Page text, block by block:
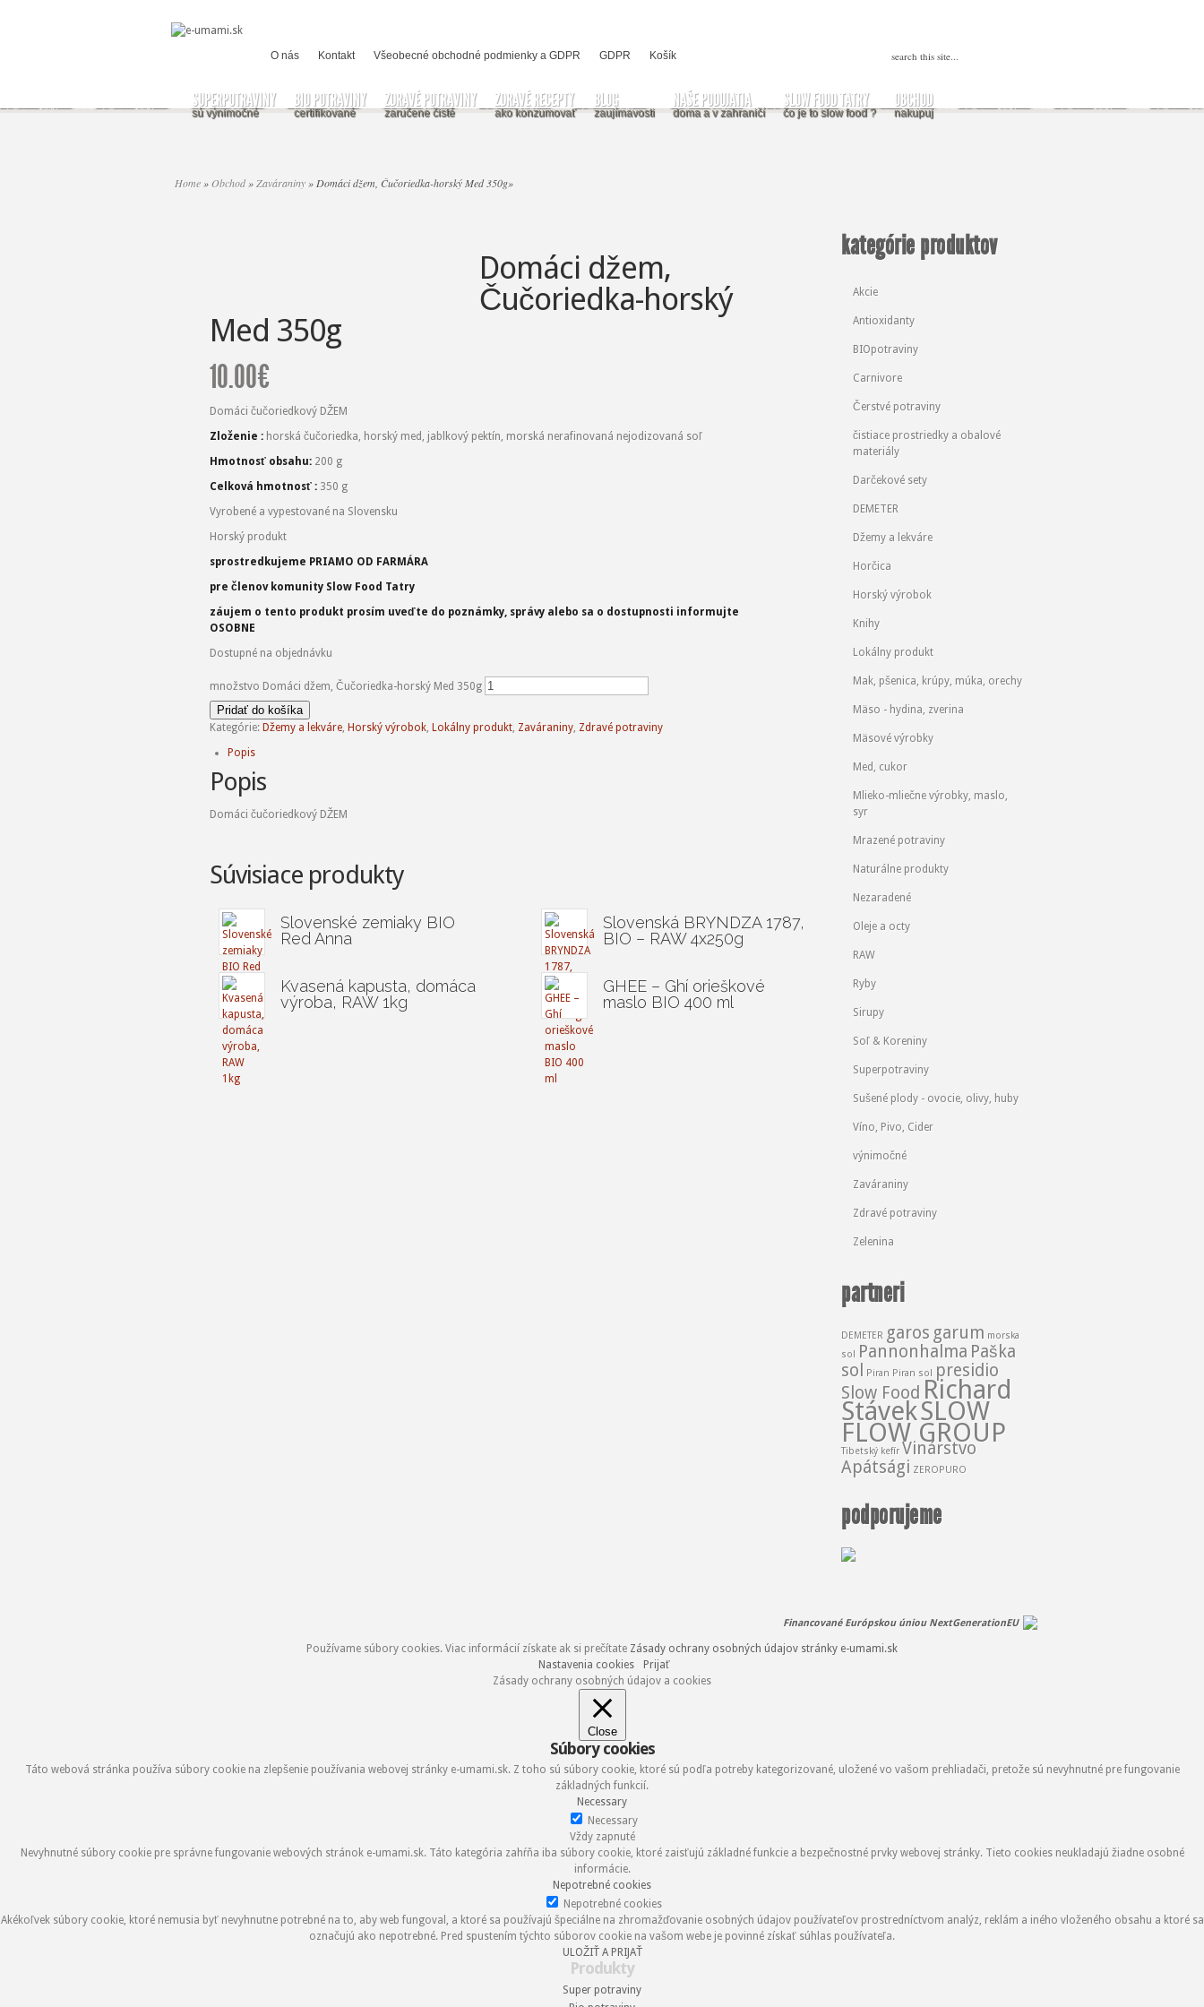
O nás Kontakt Všeobecné obchodné podmienky a GDPR GDPR Košík
SUPERPOTRAVINY
sú výnimočné
BIO POTRAVINY
certifikované
ZDRAVÉ POTRAVINY
zaručene čisté
ZDRAVÉ RECEPTY
ako konzumovať
BLOG
zaujímavosti
NAŠE PODUJATIA
doma a v zahraničí
SLOW FOOD TATRY
čo je to slow food ?
OBCHOD
nakupuj
Home »Obchod » Zaváraniny » Domáci džem, Čučoriedka-horský Med 350g»
Domáci džem,
Čučoriedka-horský
Med 350g
10.00€
Domáci čučoriedkový DŽEM
Zloženie : horská čučoriedka, horský med, jablkový pektín, morská nerafinovaná nejodizovaná soľ
Hmotnosť obsahu: 200 g
Celková hmotnosť : 350 g
Vyrobené a vypestované na Slovensku
Horský produkt
sprostredkujeme PRIAMO OD FARMÁRA
pre členov komunity Slow Food Tatry
záujem o tento produkt prosím uveďte do poznámky, správy alebo sa o dostupnosti informujte
OSOBNE
Dostupné na objednávku
množstvo Domáci džem, Čučoriedka-horský Med 350g
Pridať do košíka
Kategórie: Džemy a lekváre, Horský výrobok, Lokálny produkt, Zaváraniny, Zdravé potraviny
Popis
Popis
Domáci čučoriedkový DŽEM
Súvisiace produkty
Slovenské zemiaky BIO
Red Anna
Slovenská BRYNDZA 1787,
BIO – RAW 4x250g
Kvasená kapusta, domáca
výroba, RAW 1kg
GHEE – Ghí orieškové
maslo BIO 400 ml
kategórie produktov
Akcie
Antioxidanty
BIOpotraviny
Carnivore
Čerstvé potraviny
čistiace prostriedky a obalové
materiály
Darčekové sety
DEMETER
Džemy a lekváre
Horčica
Horský výrobok
Knihy
Lokálny produkt
Mak, pšenica, krúpy, múka, orechy
Mäso - hydina, zverina
Mäsové výrobky
Med, cukor
Mlieko-mliečne výrobky, maslo,
syr
Mrazené potraviny
Naturálne produkty
Nezaradené
Oleje a octy
RAW
Ryby
Sirupy
Soľ & Koreniny
Superpotraviny
Sušené plody - ovocie, olivy, huby
Víno, Pivo, Cider
výnimočné
Zaváraniny
Zdravé potraviny
Zelenina
partneri
DEMETER garos garum morska
sol Pannonhalma Paška
sol
Piran Piran sol presidio
Slow Food Richard
StávekSLOW
FLOW GROUP
Tibetský kefír Vinárstvo
Apátsági ZEROPURO
podporujeme
Financované Európskou úniou NextGenerationEU
Používame súbory cookies. Viac informácií získate ak si prečítate Zásady ochrany osobných údajov stránky e-umami.sk
Nastavenia cookies
Prijať
Zásady ochrany osobných údajov a cookies
Close
Súbory cookies
Táto webová stránka používa súbory cookie na zlepšenie používania webovej stránky e-umami.sk. Z toho sú súbory cookie, ktoré sú podľa potreby kategorizované, uložené vo vašom prehliadači, pretože sú nevyhnutné pre fungovanie
základných funkcií.
Necessary
Necessary
Vždy zapnuté
Nevyhnutné súbory cookie pre správne fungovanie webových stránok e-umami.sk. Táto kategória zahŕňa iba súbory cookie, ktoré zaisťujú základné funkcie a bezpečnostné prvky webovej stránky. Tieto cookies neukladajú žiadne osobné
informácie.
Nepotrebné cookies
Nepotrebné cookies
Akékoľvek súbory cookie, ktoré nemusia byť nevyhnutne potrebné na to, aby web fungoval, a ktoré sa používajú špeciálne na zhromažďovanie osobných údajov používateľov prostredníctvom analýz, reklám a iného vloženého obsahu a ktoré sa
označujú ako nepotrebné. Pred spustením týchto súborov cookie na vašom webe je povinné získať súhlas používateľa.
ULOŽIŤ A PRIJAŤ
Produkty
Super potraviny